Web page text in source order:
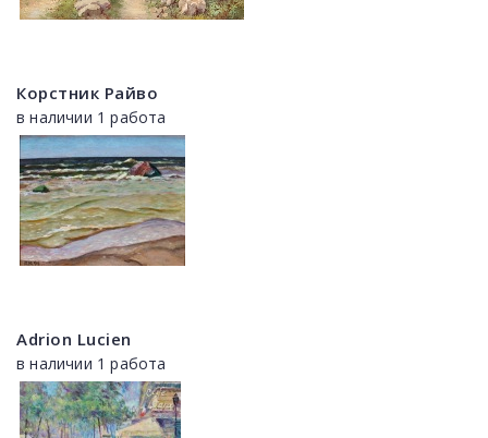
Корстник Райво
в наличии 1 работа
Adrion Lucien
в наличии 1 работа